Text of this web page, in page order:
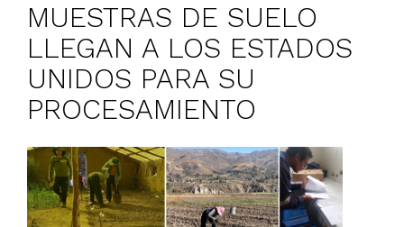
MUESTRAS DE SUELO
LLEGAN A LOS ESTADOS
UNIDOS PARA SU
PROCESAMIENTO